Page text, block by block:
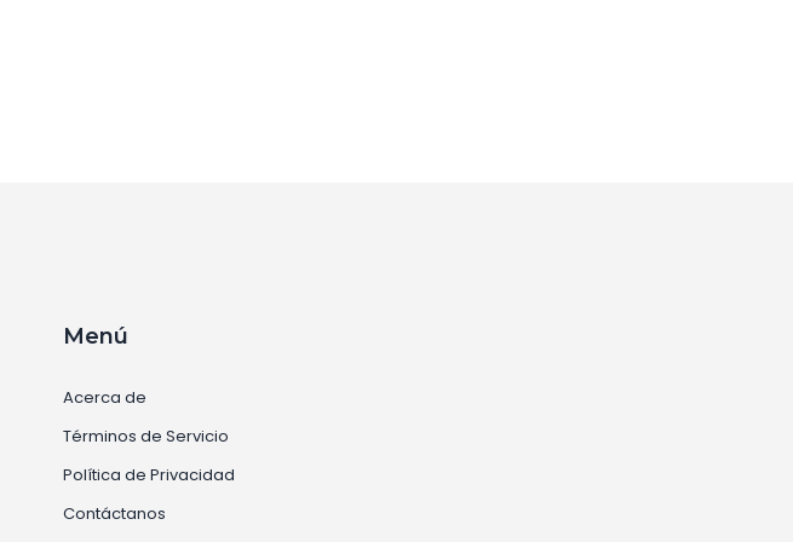
Menú
Acerca de
Términos de Servicio
Política de Privacidad
Contáctanos